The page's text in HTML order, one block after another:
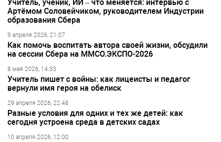
Учитель, ученик, ИИ – что меняется: интервью с
Артёмом Соловейчиком, руководителем Индустрии
образования Сбера
9 апреля 2026, 21:07
Как помочь воспитать автора своей жизни, обсудили
на сессии Сбера на ММСО.ЭКСПО-2026
8 мая 2026, 14:33
Учитель пишет с войны: как лицеисты и педагог
вернули имя героя на обелиск
29 апреля 2026, 22:48
Разные условия для одних и тех же детей: как
сегодня устроена среда в детских садах
10 апреля 2026, 12:00